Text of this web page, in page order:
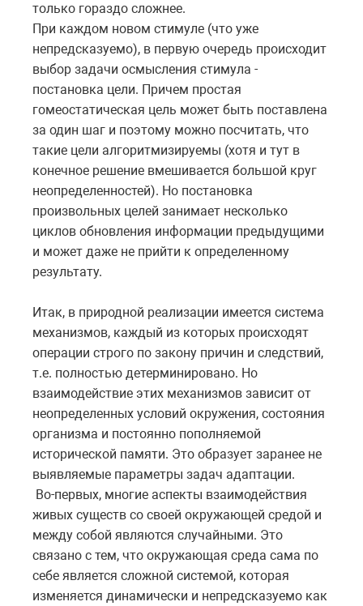
только гораздо сложнее.
При каждом новом стимуле (что уже
непредсказуемо), в первую очередь происходит
выбор задачи осмысления стимула -
постановка цели. Причем простая
гомеостатическая цель может быть поставлена
за один шаг и поэтому можно посчитать, что
такие цели алгоритмизируемы (хотя и тут в
конечное решение вмешивается большой круг
неопределенностей). Но постановка
произвольных целей занимает несколько
циклов обновления информации предыдущими
и может даже не прийти к определенному
результату.
Итак, в природной реализации имеется система
механизмов, каждый из которых происходят
операции строго по закону причин и следствий,
т.е. полностью детерминировано. Но
взаимодействие этих механизмов зависит от
неопределенных условий окружения, состояния
организма и постоянно пополняемой
исторической памяти. Это образует заранее не
выявляемые параметры задач адаптации.
Во-первых, многие аспекты взаимодействия
живых существ со своей окружающей средой и
между собой являются случайными. Это
связано с тем, что окружающая среда сама по
себе является сложной системой, которая
изменяется динамически и непредсказуемо как